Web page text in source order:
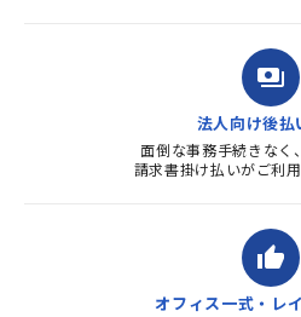
payments
法人向け後払
面倒な事務手続きなく
請求書掛け払いがご利用
thumb_up
オフィス一式・レ